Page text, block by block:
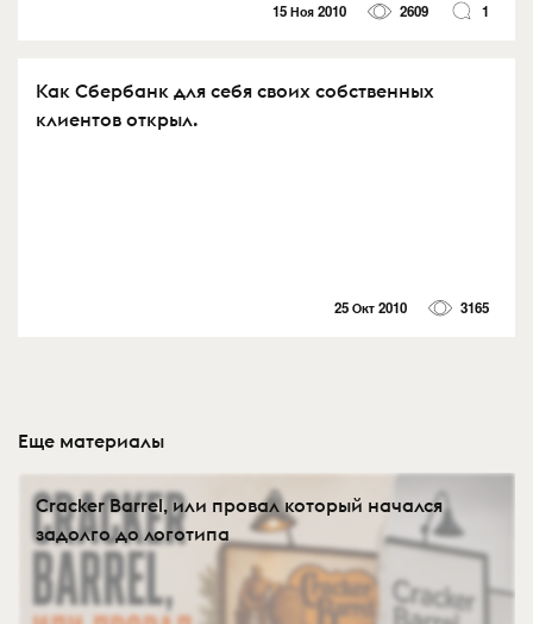
15 Ноя 2010 2609 1
Как Сбербанк для себя своих собственных
клиентов открыл.
25 Окт 2010 3165
Еще материалы
Cracker Barrel, или провал который начался
задолго до логотипа